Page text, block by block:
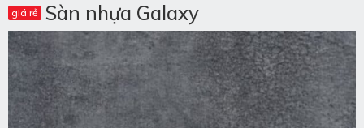
Sàn nhựa Galaxy